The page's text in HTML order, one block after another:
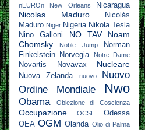
nEUROn
New Orleans Nicaragua
Nicolas Maduro
Nicolás
Maduro Niger Nigeria Nikola Tesla
Nino Galloni
NO TAV
Noam
Chomsky
Noble Jump
Norman
Finkelstein
Norvegia Notre Dame
Novartis Novavax Nucleare
Nuova Zelanda nuovo
Nuovo
Ordine Mondiale
Nwo
Obama Obiezione di Coscienza
Occupazione OCSE
Odessa
OEA OGM Olanda Olio di Palma